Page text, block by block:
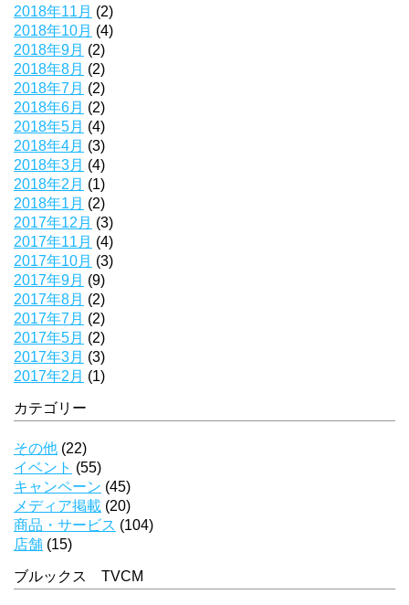
2018年11月 (2)
2018年10月 (4)
2018年9月 (2)
2018年8月 (2)
2018年7月 (2)
2018年6月 (2)
2018年5月 (4)
2018年4月 (3)
2018年3月 (4)
2018年2月 (1)
2018年1月 (2)
2017年12月 (3)
2017年11月 (4)
2017年10月 (3)
2017年9月 (9)
2017年8月 (2)
2017年7月 (2)
2017年5月 (2)
2017年3月 (3)
2017年2月 (1)
カテゴリー
その他 (22)
イベント (55)
キャンペーン (45)
メディア掲載 (20)
商品・サービス (104)
店舗 (15)
ブルックス TVCM